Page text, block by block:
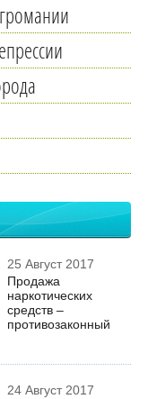
25 Август 2017
Продажа
наркотических
средств –
противозаконный
24 Август 2017